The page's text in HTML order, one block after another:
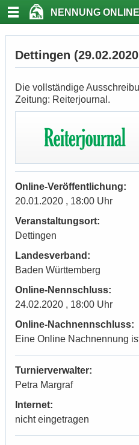
NENNUNG ONLINE
Dettingen
Die vollständige
Zeitung: Reiterjournal.
Online-Veröffentlichung:
20.01.2020 , 18:00 Uhr
Veranstaltungsort:
Dettingen
Landesverband:
Baden Württemberg
Online-Nennschluss:
24.02.2020 , 18:00 Uhr
Online-Nachnennschluss:
Eine Online Nachnennung
Turnierverwalter:
Petra Margraf
Internet:
nicht eingetragen